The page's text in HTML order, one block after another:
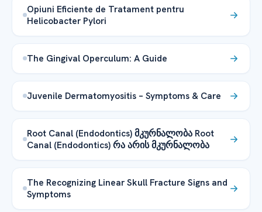
Opiuni Eficiente de Tratament pentru
Helicobacter Pylori
The Gingival Operculum: A Guide
Juvenile Dermatomyositis – Symptoms & Care
Root Canal (Endodontics) მკურნალობა Root
Canal (Endodontics) რა არის მკურნალობა
The Recognizing Linear Skull Fracture Signs and
Symptoms